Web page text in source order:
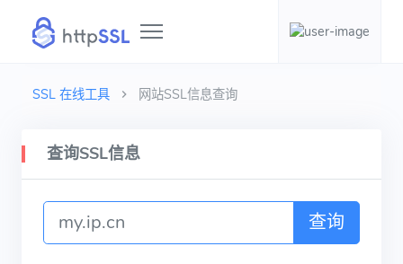
SSL 在线工具 网站SSL信息查询
查询SSL信息
查询